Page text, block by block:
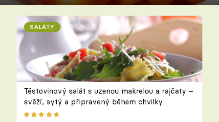
SALÁTY
Těstovinový salát s uzenou makrelou a rajčaty –
svěží, sytý a připravený během chvilky